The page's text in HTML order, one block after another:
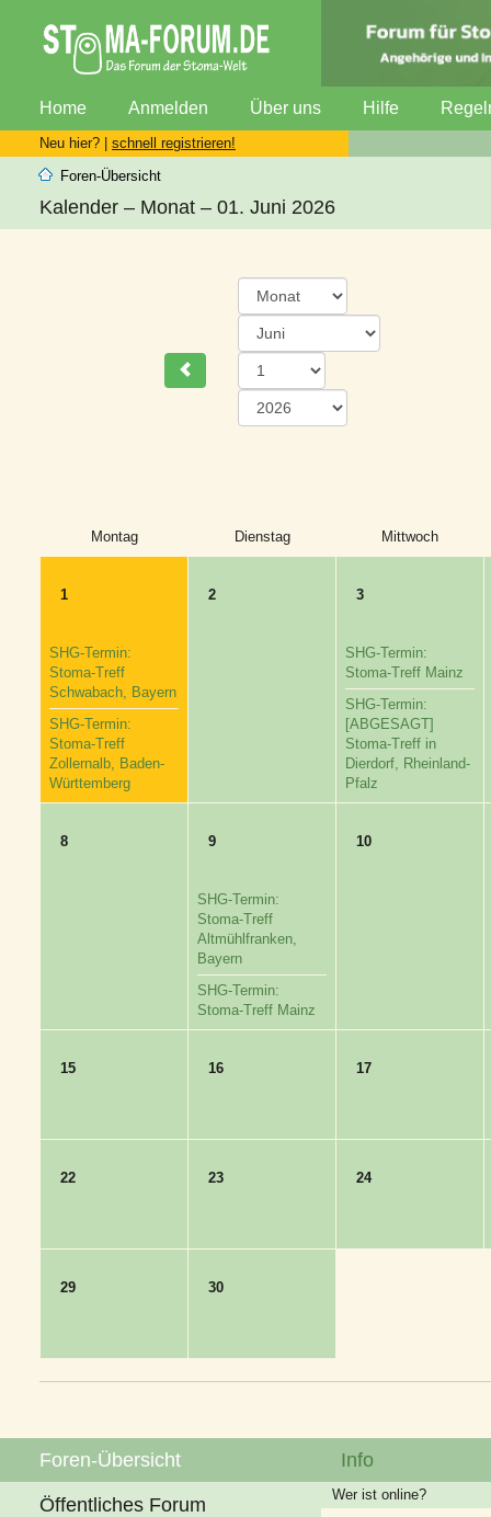
Home Anmelden Über uns Hilfe
Neu hier? | schnell registrieren!
Foren-Übersicht
Kalender – Monat – 01. Juni 2026
Montag Dienstag Mittwoch
1
SHG-Termin:
Stoma-Treff
Schwabach, Bayern
SHG-Termin:
Stoma-Treff
Zollernalb, Baden-
Württemberg
2 3
SHG-Termin:
Stoma-Treff Mainz
SHG-Termin:
[ABGESAGT]
Stoma-Treff in
Dierdorf, Rheinland-
Pfalz
8 9
SHG-Termin:
Stoma-Treff
Altmühlfranken,
Bayern
SHG-Termin:
Stoma-Treff Mainz
10
15 16 17
22 23 24
29 30
Foren-Übersicht
Öffentliches Forum
Info
Wer ist online?